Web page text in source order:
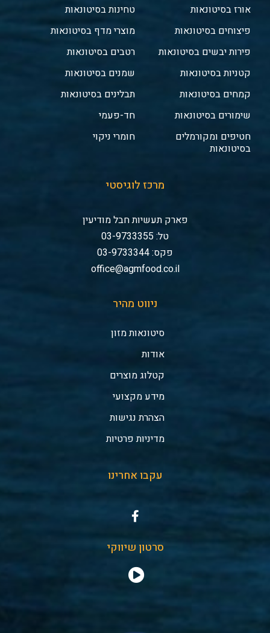
אורז בסיטונאות
פיצוחים בסיטונאות
פירות יבשים בסיטונאות
קטניות בסיטונאות
קמחים בסיטונאות
שימורים בסיטונאות
חטיפים ומקורמלים
בסיטונאות
טחינות בסיטונאות
מוצרי מדף בסיטונאות
רטבים בסיטונאות
שמנים בסיטונאות
תבלינים בסיטונאות
חד-פעמי
חומרי ניקוי
מרכז לוגיסטי
פארק תעשיות חבל מודיעין
טל: 03-9733355
פקס: 03-9733344
office@agmfood.co.il
ניווט מהיר
סיטונאות מזון
אודות
קטלוג מוצרים
מידע מקצועי
הצהרת נגישות
מדיניות פרטיות
עקבו אחרינו
סרטון שיווקי